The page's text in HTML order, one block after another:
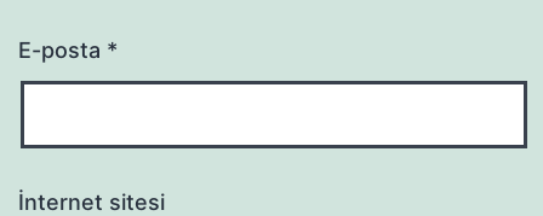
E-posta *
İnternet sitesi